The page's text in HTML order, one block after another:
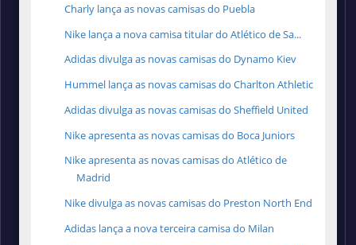
Charly lança as novas camisas do Puebla
Nike lança a nova camisa titular do Atlético de Sa...
Adidas divulga as novas camisas do Dynamo Kiev
Hummel lança as novas camisas do Charlton Athletic
Adidas divulga as novas camisas do Sheffield United
Nike apresenta as novas camisas do Boca Juniors
Nike apresenta as novas camisas do Atlético de
Madrid
Nike divulga as novas camisas do Preston North End
Adidas lança a nova terceira camisa do Milan